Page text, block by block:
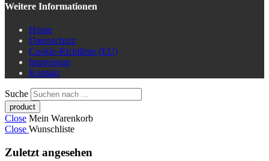
Weitere Informationen
Home
Datenschutz
Cookie-Richtlinie (EU)
Impressum
Kontakt
Suche
Close Mein Warenkorb
Close Wunschliste
Zuletzt angesehen